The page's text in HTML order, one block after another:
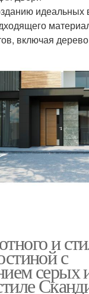
идеальных
включая
и
с